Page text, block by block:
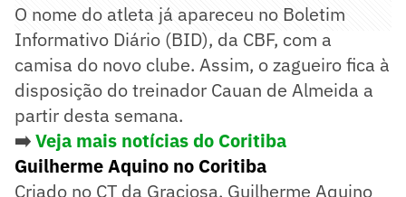
O nome do atleta já apareceu no Boletim
Informativo Diário (BID), da CBF, com a
camisa do novo clube. Assim, o zagueiro fica à
disposição do treinador Cauan de Almeida a
partir desta semana.
➡️Veja mais notícias do Coritiba
Guilherme Aquino no Coritiba
Criado no CT da Graciosa, Guilherme Aquino